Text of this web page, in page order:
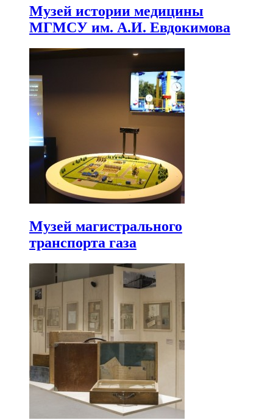
Музей истории медицины
МГМСУ им. А.И. Евдокимова
Музей магистрального
транспорта газа